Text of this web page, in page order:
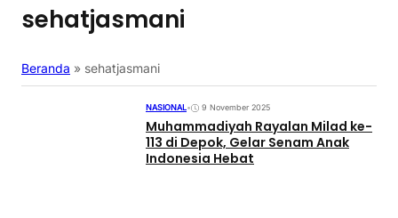
sehatjasmani
Beranda » sehatjasmani
NASIONAL• 9 November 2025
Muhammadiyah Rayalan Milad ke-
113 di Depok, Gelar Senam Anak
Indonesia Hebat